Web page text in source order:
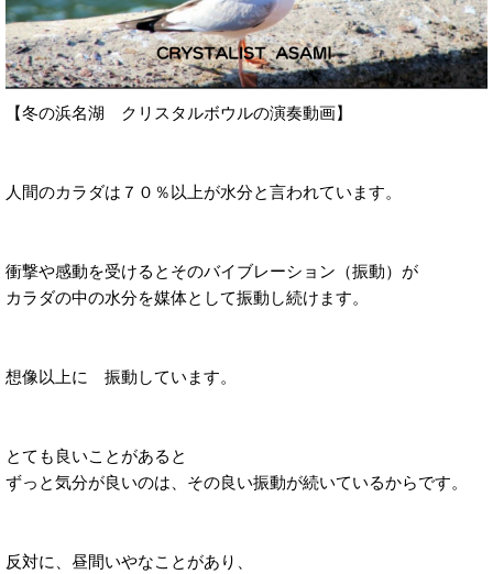
【冬の浜名湖 クリスタルボウルの演奏動画】
人間のカラダは７０％以上が水分と言われています。
衝撃や感動を受けるとそのバイブレーション（振動）が
カラダの中の水分を媒体として振動し続けます。
想像以上に 振動しています。
とても良いことがあると
ずっと気分が良いのは、その良い振動が続いているからです。
反対に、昼間いやなことがあり、